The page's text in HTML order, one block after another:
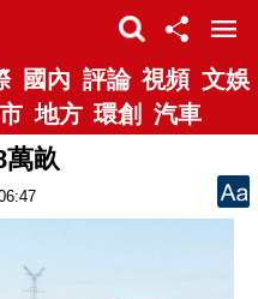
國內 評論 視頻 文娛
地方 環創 汽車
萬畝